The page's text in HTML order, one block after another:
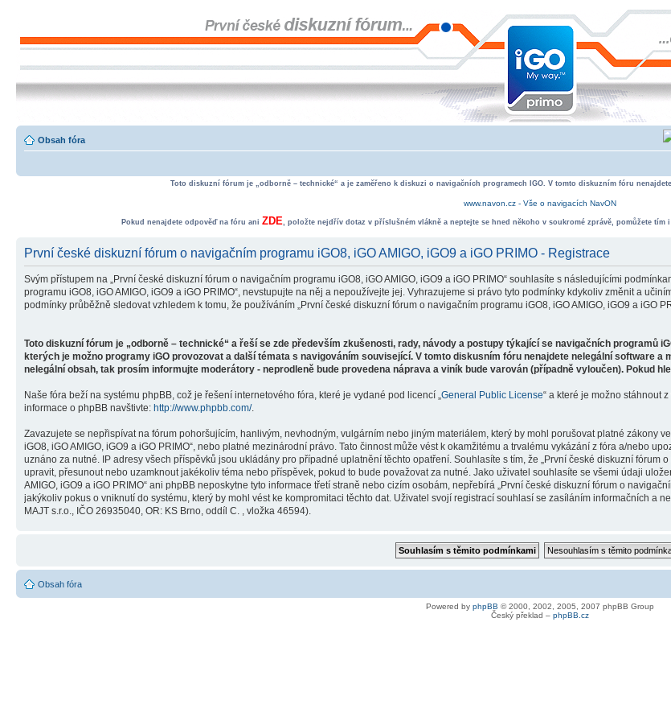
Obsah fóra
Toto diskuzní fórum je „odborně – technické“ a je zaměřeno k diskuzi o navigačních programech IGO. V tomto diskuzním fóru
www.navon.cz - Vše o navigacích NavON
Pokud nenajdete odpověď na fóru ani ZDE, položte nejdřív dotaz v příslušném vlákně a neptejte se hned někoho v soukromé zprávě, pomůžete
První české diskuzní fórum o navigačním programu iGO8, iGO AMIGO, iGO9 a iGO PRIMO - Registrace
Svým přístupem na „První české diskuzní fórum o navigačním programu iGO8, iGO AMIGO, iGO9 a iGO PRIMO“ souhlasíte s následujícími
programu iGO8, iGO AMIGO, iGO9 a iGO PRIMO“, nevstupujte na něj a nepoužívejte jej. Vyhrazujeme si právo tyto podmínky kdykoliv změnit a
podmínky průběžně sledovat vzhledem k tomu, že používáním „První české diskuzní fórum o navigačním programu iGO8, iGO AMIGO, iGO9 a iGO
Toto diskuzní fórum je „odborně – technické“ a řeší se zde především zkušenosti, rady, návody a postupy týkající se navigačních programů
kterých je možno programy iGO provozovat a další témata s navigováním související. V tomto diskusním fóru nenajdete nelegální software
nelegální obsah, tak prosím informujte moderátory - neprodleně bude provedena náprava a viník bude varován (případně vyloučen). Pokud
Naše fóra beží na systému phpBB, což je řešení internetového fóra, které je vydané pod licencí „General Public License“ a které je možno stáhnout z
informace o phpBB navštivte: http://www.phpbb.com/.
Zavazujete se nepřispívat na fórum pohoršujícím, hanlivým, nevhodným, vulgárním nebo jiným materiálem, který by mohl porušovat platné zákony
iGO8, iGO AMIGO, iGO9 a iGO PRIMO“, nebo platné mezinárodní právo. Tato činnost může vést k okamžitému a trvalému vykázání z fóra a/nebo
uznáno za nutné. IP adresy všech příspěvků jsou ukládány pro případné uplatnění těchto opatření. Souhlasíte s tím, že „První české diskuzní fórum
upravit, přesunout nebo uzamknout jakékoliv téma nebo příspěvek, pokud to bude považovat za nutné. Jako uživatel souhlasíte se všemi údaji
AMIGO, iGO9 a iGO PRIMO“ ani phpBB neposkytne tyto informace třetí straně nebo cizím osobám, nepřebírá „První české diskuzní fórum o
jakýkoliv pokus o vniknutí do systému, který by mohl vést ke kompromitaci těchto dat. Uživatel svojí registrací souhlasí se zasíláním informačních a
MAJT s.r.o., IČO 26935040, OR: KS Brno, oddíl C. , vložka 46594).
Obsah fóra
Powered by phpBB © 2000, 2002, 2005, 2007 phpBB Group
Český překlad – phpBB.cz